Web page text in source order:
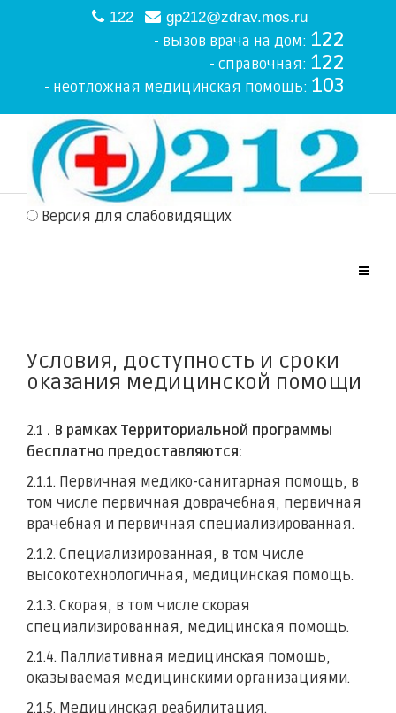
122 gp212@zdrav.mos.ru
- вызов врача на дом: 122
- справочная: 122
- неотложная медицинская помощь: 103
Версия для слабовидящих
Условия, доступность и сроки
оказания медицинской помощи
2.1 . В рамках Территориальной программы
бесплатно предоставляются:
2.1.1. Первичная медико-санитарная помощь, в
том числе первичная доврачебная, первичная
врачебная и первичная специализированная.
2.1.2. Специализированная, в том числе
высокотехнологичная, медицинская помощь.
2.1.3. Скорая, в том числе скорая
специализированная, медицинская помощь.
2.1.4. Паллиативная медицинская помощь,
оказываемая медицинскими организациями.
2.1.5. Медицинская реабилитация.